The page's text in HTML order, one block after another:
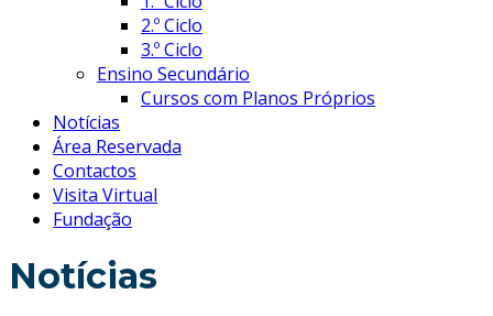
2.º Ciclo
3.º Ciclo
Ensino Secundário
Cursos com Planos Próprios
Notícias
Área Reservada
Contactos
Visita Virtual
Fundação
Notícias